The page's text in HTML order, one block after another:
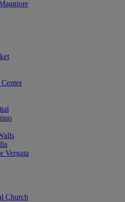
Vergata
Church